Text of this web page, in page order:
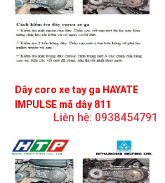
Dây coro xe tay ga HAYATE
IMPULSE mã dây 811
Liên hệ: 0938454791